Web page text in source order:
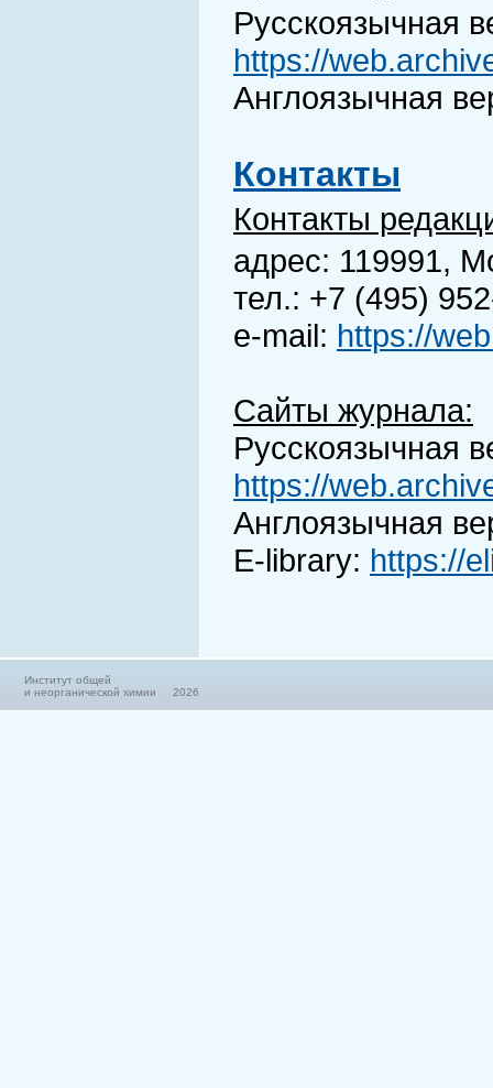
Русскоязычная
https://
Англоязычная
Контакты
Контакты
адрес: 119991,
тел.: +7 (495)
е-mail: https://
Сайты журнала:
Русскоязычная
https://
Англоязычная
E-library: https://
Институт общей
и неорганической химии 2026